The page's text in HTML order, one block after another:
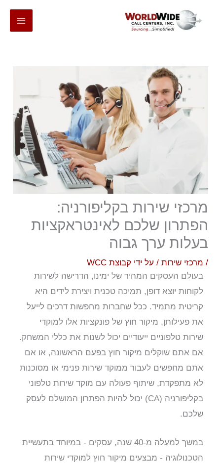
מרכזי שירות בקליפורניה:
הפתרון שלכם לאינטראקציות
בעלות ערך גבוה
/ מרכזי שירות / על ידי קבוצת WCC
בעולם העסקים המהיר של ימינו, הדרישה לשירות
לקוחות יוצא דופן, תמיכה טכנית ויצירת לידים היא
קריטית מתמיד. ככל שחברות מחפשות דרכים לייעל
את פעילותן, מיקור חוץ של פונקציות אלו למוקדי
שירות טלפוניים ייעודיים יכול לשנות את כללי המשחק.
אם אתם שוקלים מיקור חוץ בפעם הראשונה, או אם
אתם מחפשים לעבור ממוקד שירות פנימי או מסוכנות
לא מתפקדת, שיתוף פעולה עם מוקד שירות טלפוני
בקליפורניה (CA) יכול להיות הפתרון המושלם לעסק
שלכם.
במשך למעלה מ-40 שנה, עסקים - במיוחד בתעשיית
הטכנולוגיה - מבצעים מיקור חוץ למוקדי שירות